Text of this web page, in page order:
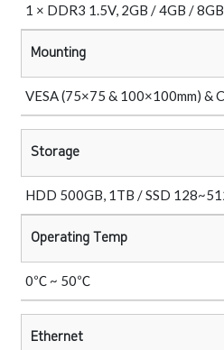
1 × DDR3 1.5V, 2GB / 4GB /
Mounting
VESA (75×75 & 100×100mm) &
Storage
HDD 500GB, 1TB / SSD
Operating Temp
0℃ ~ 50℃
Ethernet